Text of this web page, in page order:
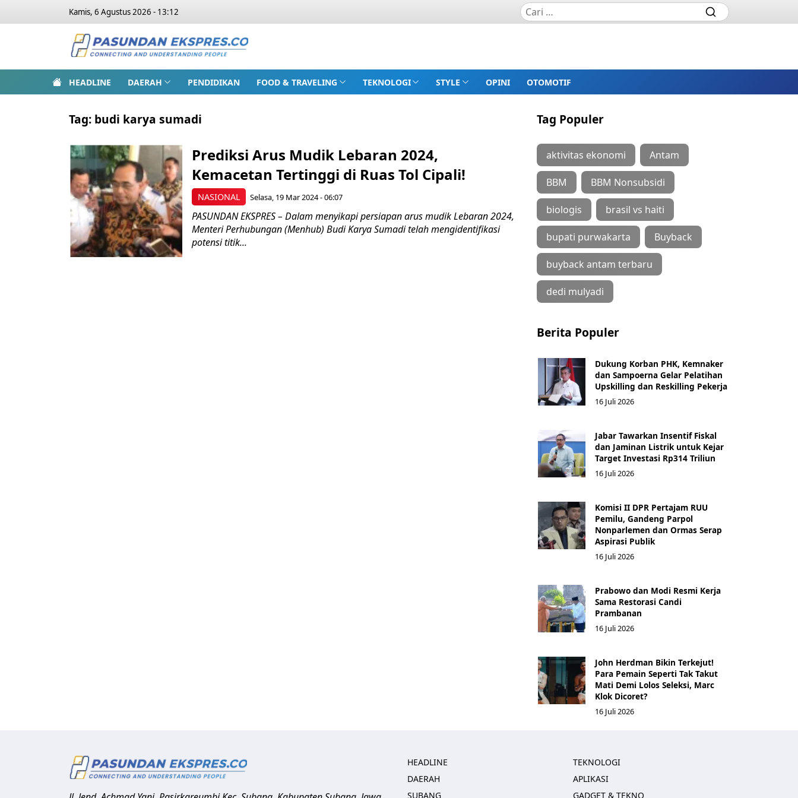
Kamis, 6 Agustus 2026 - 13:12
HEADLINE DAERAH PENDIDIKAN FOOD & TRAVELING TEKNOLOGI STYLE OPINI OTOMOTIF
Tag: budi karya sumadi
NASIONAL
Prediksi Arus Mudik Lebaran 2024,
Kemacetan Tertinggi di Ruas Tol Cipali!
Selasa, 19 Mar 2024 - 06:07
PASUNDAN EKSPRES – Dalam menyikapi persiapan arus mudik Lebaran 2024,
Menteri Perhubungan (Menhub) Budi Karya Sumadi telah mengidentifikasi
potensi titik...
Tag Populer
aktivitas ekonomi Antam
BBM BBM Nonsubsidi
biologis brasil vs haiti
bupati purwakarta Buyback
buyback antam terbaru
dedi mulyadi
Berita Populer
Dukung Korban PHK, Kemnaker
dan Sampoerna Gelar Pelatihan
Upskilling dan Reskilling Pekerja
16 Juli 2026
Jabar Tawarkan Insentif Fiskal
dan Jaminan Listrik untuk Kejar
Target Investasi Rp314 Triliun
16 Juli 2026
Komisi II DPR Pertajam RUU
Pemilu, Gandeng Parpol
Nonparlemen dan Ormas Serap
Aspirasi Publik
16 Juli 2026
Prabowo dan Modi Resmi Kerja
Sama Restorasi Candi
Prambanan
16 Juli 2026
John Herdman Bikin Terkejut!
Para Pemain Seperti Tak Takut
Mati Demi Lolos Seleksi, Marc
Klok Dicoret?
16 Juli 2026
HEADLINE
DAERAH
SUBANG
TEKNOLOGI
APLIKASI
GADGET & TEKNO